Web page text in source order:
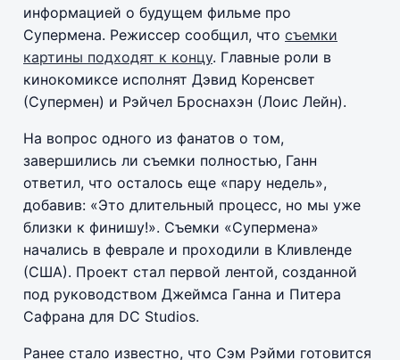
информацией о будущем фильме про
Супермена. Режиссер сообщил, что съемки
картины подходят к концу. Главные роли в
кинокомиксе исполнят Дэвид Коренсвет
(Супермен) и Рэйчел Броснахэн (Лоис Лейн).
На вопрос одного из фанатов о том,
завершились ли съемки полностью, Ганн
ответил, что осталось еще «пару недель»,
добавив: «Это длительный процесс, но мы уже
близки к финишу!». Съемки «Супермена»
начались в феврале и проходили в Кливленде
(США). Проект стал первой лентой, созданной
под руководством Джеймса Ганна и Питера
Сафрана для DC Studios.
Ранее стало известно, что Сэм Рэйми готовится